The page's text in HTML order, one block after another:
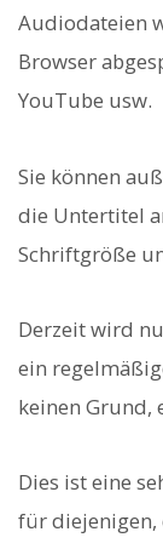
Audiodateien
Browser
YouTube usw.
Sie können
die Untertitel
Schriftgröße
Derzeit wird
ein
keinen Grund,
Dies ist eine
für diejenigen,